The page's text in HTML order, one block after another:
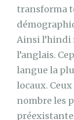
transforma
Ainsi l’hindi
l’anglais.
langue la
locaux.
nombre les